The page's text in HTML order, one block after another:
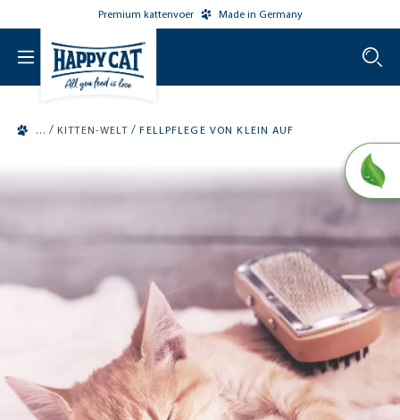
Premium kattenvoer Made in Germany
/ KITTEN-WELT / FELLPFLEGE VON KLEIN AUF